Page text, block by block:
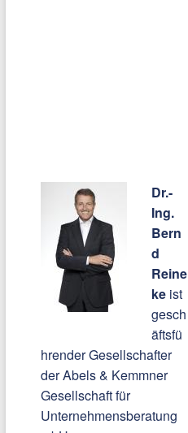
Dr.-
Ing.
Bern
d
Reine
ke ist
gesch
äftsfü
hrender Gesellschafter
der Abels & Kemmner
Gesellschaft für
Unternehmensberatung